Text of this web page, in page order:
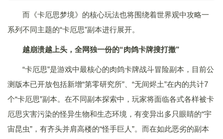
而《卡厄思梦境》的核心玩法也将围绕着世界观中攻略一
系列不同主题的“卡厄思”副本进行展开。
越崩溃越上头，全网独一份的“肉鸽卡牌搜打撤”
“卡厄思”是游戏中最核心的肉鸽卡牌战斗冒险副本，目前公
测版本已开放包括新增“第零研究所”、“无间烬土”在内的共计7
个“卡厄思”副本。在不同副本探索中，玩家将面临各式各样被卡
厄思灾害污染的怪异生物和生态环境，有变异出多只眼睛的“宇
宙昆虫”，有齐头并肩高楼的“怪手巨人”。而在如此恶劣的副本